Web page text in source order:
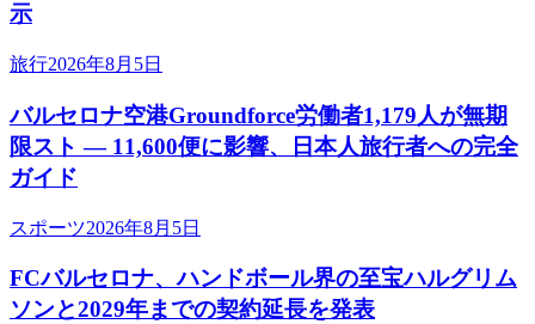
示
旅行2026年8月5日
バルセロナ空港Groundforce労働者1,179人が無期
限スト ― 11,600便に影響、日本人旅行者への完全
ガイド
スポーツ2026年8月5日
FCバルセロナ、ハンドボール界の至宝ハルグリム
ソンと2029年までの契約延長を発表